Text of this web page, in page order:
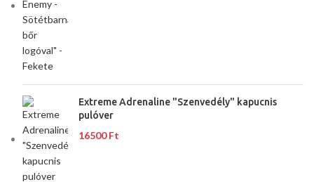
Extreme Adrenaline "Szenvedély" kapucnis
pulóver
16500Ft